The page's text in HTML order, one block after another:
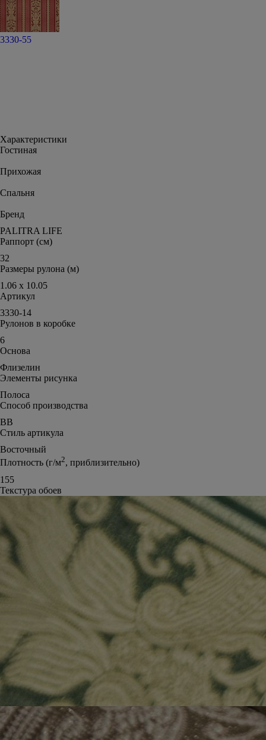
3330-55
Характеристики
Гостиная
Прихожая
Спальня
Бренд
PALITRA LIFE
Раппорт (см)
32
Размеры рулона (м)
1.06 x 10.05
Артикул
3330-14
Рулонов в коробке
6
Основа
Флизелин
Элементы рисунка
Полоса
Способ производства
ВВ
Стиль артикула
Восточный
Плотность (г/м2, приблизительно)
155
Текстура обоев